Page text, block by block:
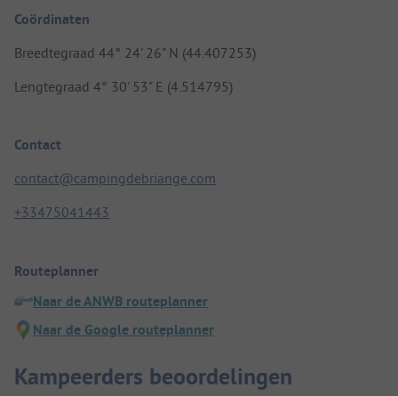
Coördinaten
Breedtegraad 44° 24' 26" N (44.407253)
Lengtegraad 4° 30' 53" E (4.514795)
Contact
contact@campingdebriange.com
+33475041443
Routeplanner
Naar de ANWB routeplanner
Naar de Google routeplanner
Kampeerders beoordelingen